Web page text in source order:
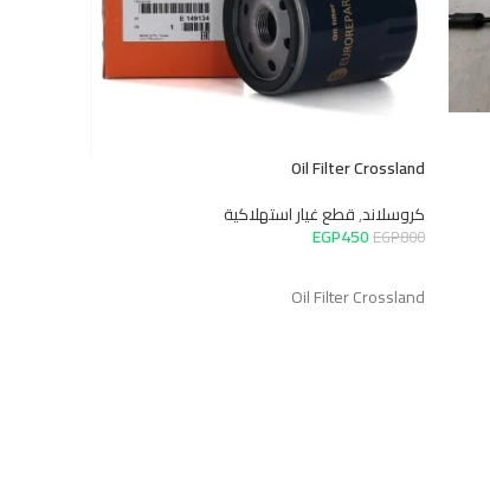
Oil Filter Crossland
كروسلاند,قطع غيار استهلاكية
EGP800
EGP450
Oil Filter Crossland